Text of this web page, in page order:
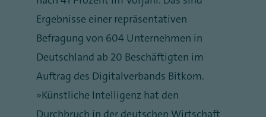
Ergebnisse einer repräsentativen
Befragung von 604 Unternehmen in
Deutschland ab 20 Beschäftigten im
Auftrag des Digitalverbands Bitkom.
„Künstliche Intelligenz hat den
Durchbruch in der deutschen Wirtschaft